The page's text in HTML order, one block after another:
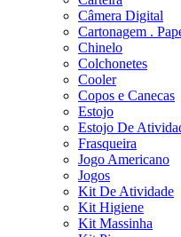
Câmera Digital
Cartonagem .
Chinelo
Colchonetes
Cooler
Copos e Canecas
Estojo
Estojo De
Frasqueira
Jogo Americano
Jogos
Kit De Atividade
Kit Higiene
Kit Massinha